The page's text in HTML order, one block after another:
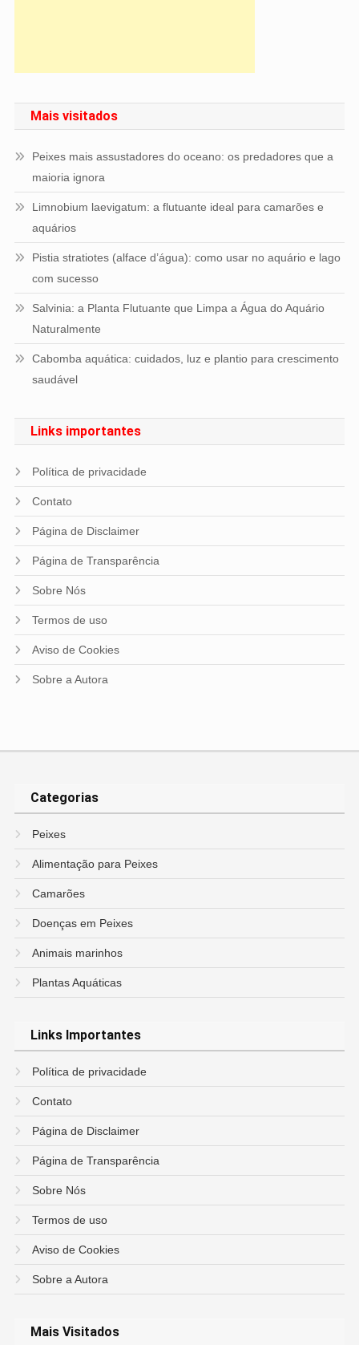
Mais visitados
Peixes mais assustadores do oceano: os predadores que a
maioria ignora
Limnobium laevigatum: a flutuante ideal para camarões e
aquários
Pistia stratiotes (alface d’água): como usar no aquário e lago
com sucesso
Salvinia: a Planta Flutuante que Limpa a Água do Aquário
Naturalmente
Cabomba aquática: cuidados, luz e plantio para crescimento
saudável
Links importantes
Política de privacidade
Contato
Página de Disclaimer
Página de Transparência
Sobre Nós
Termos de uso
Aviso de Cookies
Sobre a Autora
Categorias
Peixes
Alimentação para Peixes
Camarões
Doenças em Peixes
Animais marinhos
Plantas Aquáticas
Links Importantes
Política de privacidade
Contato
Página de Disclaimer
Página de Transparência
Sobre Nós
Termos de uso
Aviso de Cookies
Sobre a Autora
Mais Visitados